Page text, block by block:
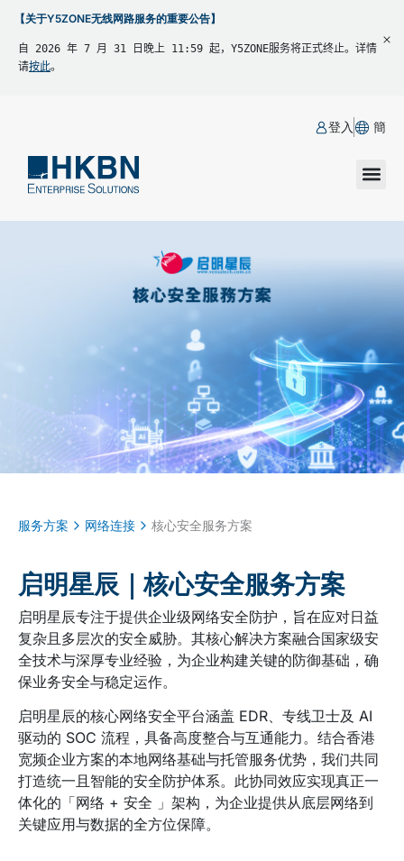
【关于Y5ZONE无线网路服务的重要公告】
自 2026 年 7 月 31 日晚上 11:59 起，Y5ZONE服务将正式终止。详情
请按此。
登入 簡
服务方案 网络连接 核心安全服务方案
启明星辰｜核心安全服务方案
启明星辰专注于提供企业级网络安全防护，旨在应对日益
复杂且多层次的安全威胁。其核心解决方案融合国家级安
全技术与深厚专业经验，为企业构建关键的防御基础，确
保业务安全与稳定运作。
启明星辰的核心网络安全平台涵盖 EDR、专线卫士及 AI
驱动的 SOC 流程，具备高度整合与互通能力。结合香港
宽频企业方案的本地网络基础与托管服务优势，我们共同
打造统一且智能的安全防护体系。此协同效应实现真正一
体化的「网络 + 安全 」架构，为企业提供从底层网络到
关键应用与数据的全方位保障。